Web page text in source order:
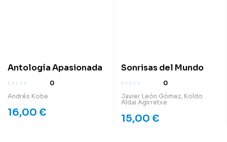
Antología Apasionada
0
Andrés Kobe
16,00 €
Sonrisas del Mundo
0
Javier León Gómez, Koldo
Aldai Agirretxe
15,00 €